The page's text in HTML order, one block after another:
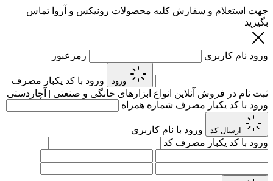
جهت استعلام و سفارش کلیه محصولات رونیکس و آروا تماس
بگیرید
ورود نام کاربری رمزعبور
ورود
ورود با کد یکبار مصرف
ثبت نام در فروش آنلاین انواع ابزارهای خانگی و صنعتی | آچاردستی
ورود با کد یکبار مصرف شماره همراه
ارسال کد
ورود با نام کاربری
ورود با کد یکبار مصرف کد